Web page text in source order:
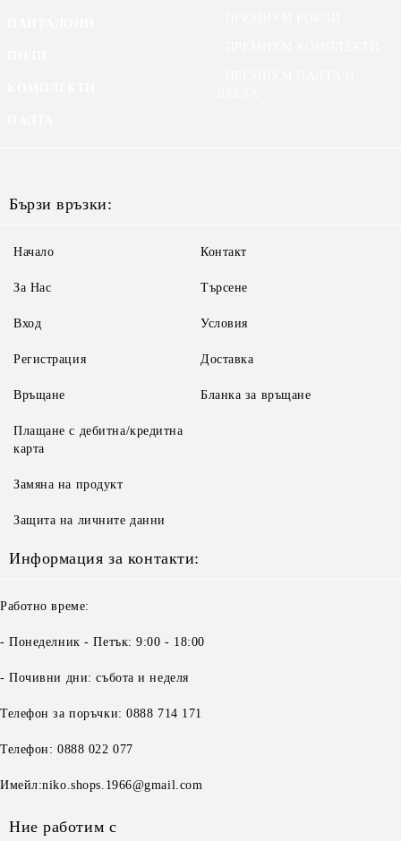
Бързи връзки:
Начало
За Нас
Вход
Регистрация
Контакт
Търсене
Условия
Доставка
Връщане
Плащане с дебитна/кредитна
карта
Замяна на продукт
Защита на личните данни
Бланка за връщане
Информация за контакти:
Работно време:
- Понеделник - Петък: 9:00 - 18:00
- Почивни дни: събота и неделя
Телефон за поръчки: 0888 714 171
Телефон: 0888 022 077
Имейл:niko.shops.1966@gmail.com
Ние работим с